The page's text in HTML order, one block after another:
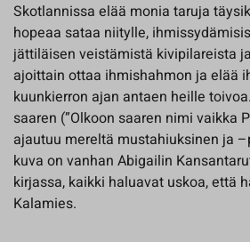
Skotlannissa elää monia taruja
hopeaa sataa niitylle,
jättiläisen veistämistä kivipilareista
ajoittain ottaa ihmishahmon ja elää
kuunkierron ajan antaen heille
saaren (”Olkoon saaren nimi vaikka
ajautuu mereltä mustahiuksinen ja
kuva on vanhan Abigailin
kirjassa, kaikki haluavat uskoa, että
Kalamies.